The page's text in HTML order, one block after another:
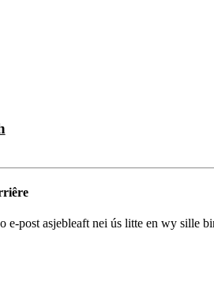
post asjebleaft nei ús litte en wy sille